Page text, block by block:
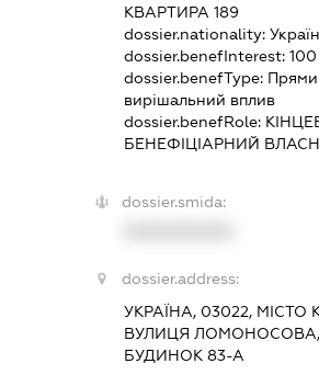
КВАРТИРА 189
dossier.nationality:
dossier.benefInterest: 100
dossier.benefType:
вирішальний вплив
dossier.benefRole:
БЕНЕФІЦІАРНИЙ
dossier.smida:
dossier.address:
УКРАЇНА, 03022, МІСТО
ВУЛИЦЯ ЛОМОНОСОВА,
БУДИНОК 83-А